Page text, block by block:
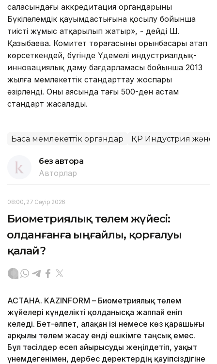
саласындағы аккредитация органдарының
Бүкіләлемдік қауымдастығына қосылу бойынша
тиісті жұмыс атқарылып жатыр», - дейді Ш.
Қазыбаева. Комитет төрағасының орынбасары атап
көрсеткендей, бүгінде Үдемелі индустриалдық-
инновациялық даму бағдарламасы бойынша 2013
жылға мемлекеттік стандарттау жоспары
әзірленді. Оның аясында тағы 500-ден астам
стандарт жасалады.
Басқа мемлекеттік органдар ҚР Индустрия және
без автора
Авторлар
08:00, 27 Сәуір 2026
Биометриялық төлем жүйесі:
Қолданғанға ыңғайлы, қорғалуы
қалай?
АСТАНА. KAZINFORM – Биометриялық төлем
жүйелері күнделікті қолданысқа жаппай еніп
келеді. Бет-әлпет, алақан ізі немесе көз қарашығы
арқылы төлем жасау енді ешкімге таңсық емес.
Бұл тәсілдер есеп айырысуды жеңілдетіп, уақыт
үнемдегенімен, дербес деректердің қауіпсіздігіне